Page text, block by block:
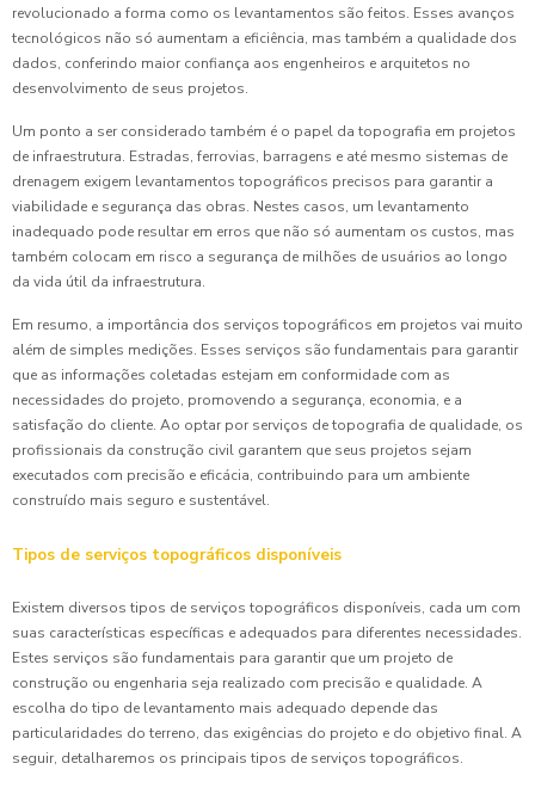
revolucionado a forma como os levantamentos são feitos. Esses avanços
tecnológicos não só aumentam a eficiência, mas também a qualidade dos
dados, conferindo maior confiança aos engenheiros e arquitetos no
desenvolvimento de seus projetos.
Um ponto a ser considerado também é o papel da topografia em projetos
de infraestrutura. Estradas, ferrovias, barragens e até mesmo sistemas de
drenagem exigem levantamentos topográficos precisos para garantir a
viabilidade e segurança das obras. Nestes casos, um levantamento
inadequado pode resultar em erros que não só aumentam os custos, mas
também colocam em risco a segurança de milhões de usuários ao longo
da vida útil da infraestrutura.
Em resumo, a importância dos serviços topográficos em projetos vai muito
além de simples medições. Esses serviços são fundamentais para garantir
que as informações coletadas estejam em conformidade com as
necessidades do projeto, promovendo a segurança, economia, e a
satisfação do cliente. Ao optar por serviços de topografia de qualidade, os
profissionais da construção civil garantem que seus projetos sejam
executados com precisão e eficácia, contribuindo para um ambiente
construído mais seguro e sustentável.
Tipos de serviços topográficos disponíveis
Existem diversos tipos de serviços topográficos disponíveis, cada um com
suas características específicas e adequados para diferentes necessidades.
Estes serviços são fundamentais para garantir que um projeto de
construção ou engenharia seja realizado com precisão e qualidade. A
escolha do tipo de levantamento mais adequado depende das
particularidades do terreno, das exigências do projeto e do objetivo final. A
seguir, detalharemos os principais tipos de serviços topográficos.